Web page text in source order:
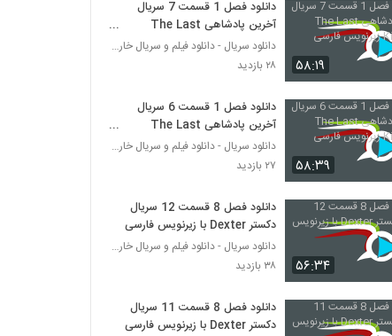
۵۸:۱۹
دانلود فصل 1 قسمت 7 سریال
آخرین پادشاهی The Last
Kingdom زیرنویس فارسی
دانلود سریال - دانلود فیلم و سریال خارجی
۲۸ بازدید
۵۸:۳۹
دانلود فصل 1 قسمت 6 سریال
آخرین پادشاهی The Last
Kingdom زیرنویس فارسی
دانلود سریال - دانلود فیلم و سریال خارجی
۲۷ بازدید
۵۶:۳۴
دانلود فصل 8 قسمت 12 سریال
دکستر Dexter با زیرنویس فارسی
دانلود سریال - دانلود فیلم و سریال خارجی
۳۸ بازدید
دانلود فصل 8 قسمت 11 سریال
دکستر Dexter با زیرنویس فارسی